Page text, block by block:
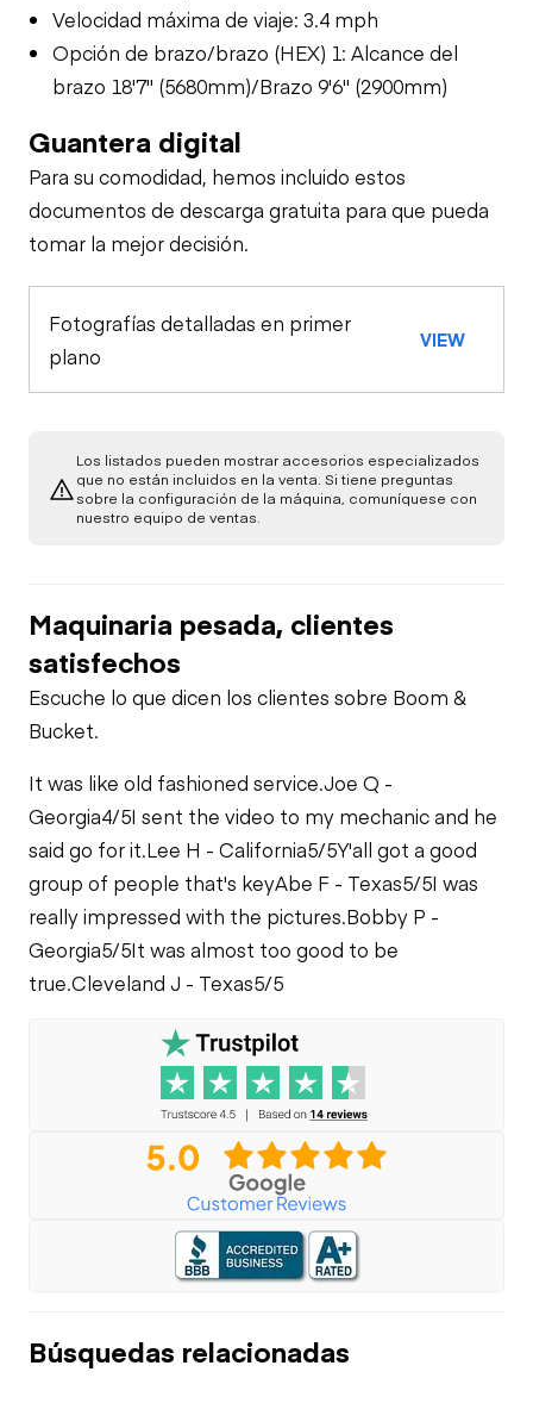
Velocidad máxima de viaje: 3.4 mph
Opción de brazo/brazo (HEX) 1: Alcance del
brazo 18'7" (5680mm)/Brazo 9'6" (2900mm)
Guantera digital
Para su comodidad, hemos incluido estos
documentos de descarga gratuita para que pueda
tomar la mejor decisión.
Fotografías detalladas en primer
plano
VIEW
Los listados pueden mostrar accesorios especializados
que no están incluidos en la venta. Si tiene preguntas
sobre la configuración de la máquina, comuníquese con
nuestro equipo de ventas.
Maquinaria pesada, clientes
satisfechos
Escuche lo que dicen los clientes sobre Boom &
Bucket.
It was like old fashioned service.Joe Q -
Georgia4/5I sent the video to my mechanic and he
said go for it.Lee H - California5/5Y'all got a good
group of people that's keyAbe F - Texas5/5I was
really impressed with the pictures.Bobby P -
Georgia5/5It was almost too good to be
true.Cleveland J - Texas5/5
Búsquedas relacionadas